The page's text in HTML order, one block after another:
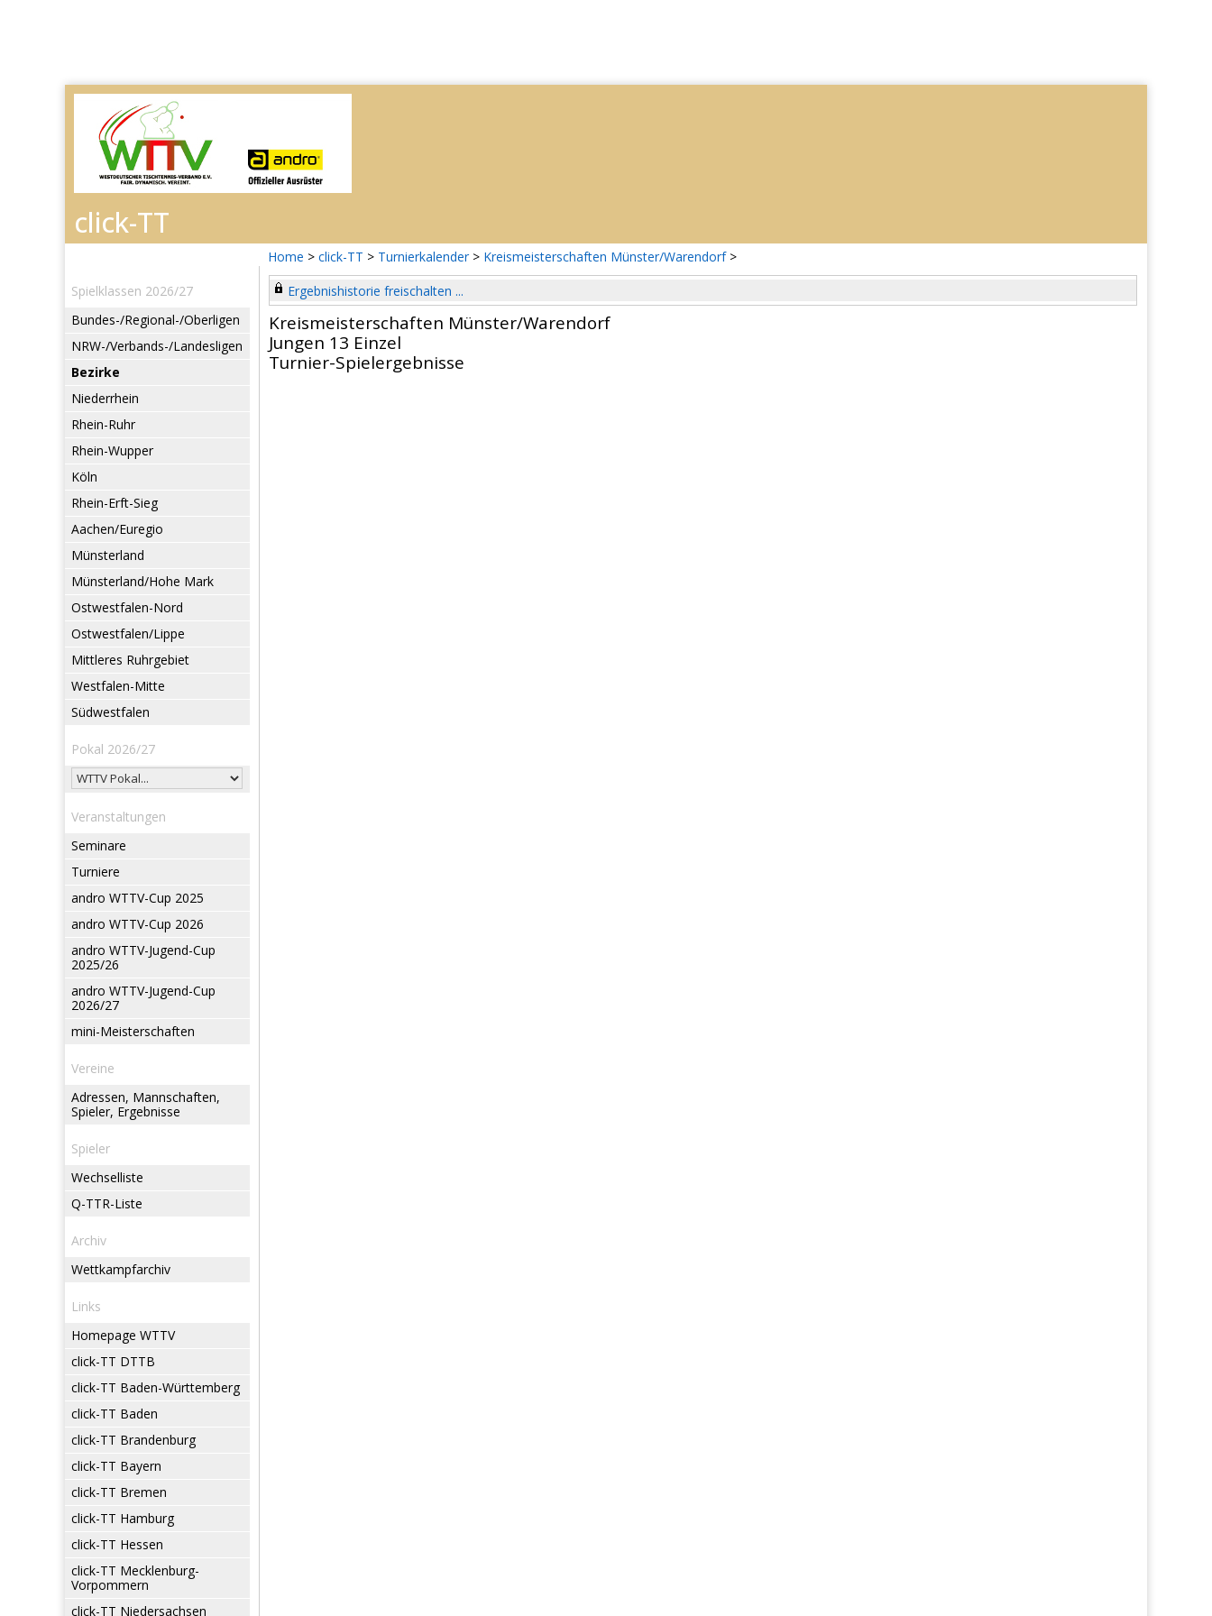
Home > click-TT > Turnierkalender > Kreismeisterschaften Münster/Warendorf>
Spielklassen 2026/27
Bundes-/Regional-/Oberligen
NRW-/Verbands-/Landesligen
Bezirke
Niederrhein
Rhein-Ruhr
Rhein-Wupper
Köln
Rhein-Erft-Sieg
Aachen/Euregio
Münsterland
Münsterland/Hohe Mark
Ostwestfalen-Nord
Ostwestfalen/Lippe
Mittleres Ruhrgebiet
Westfalen-Mitte
Südwestfalen
Pokal 2026/27
Veranstaltungen
Seminare
Turniere
andro WTTV-Cup 2025
andro WTTV-Cup 2026
andro WTTV-Jugend-Cup
2025/26
andro WTTV-Jugend-Cup
2026/27
mini-Meisterschaften
Vereine
Adressen, Mannschaften,
Spieler, Ergebnisse
Spieler
Wechselliste
Q-TTR-Liste
Archiv
Wettkampfarchiv
Links
Homepage WTTV
click-TT DTTB
click-TT Baden-Württemberg
click-TT Baden
click-TT Brandenburg
click-TT Bayern
click-TT Bremen
click-TT Hamburg
click-TT Hessen
click-TT Mecklenburg-
Vorpommern
click-TT Niedersachsen
Ergebnishistorie freischalten ...
Kreismeisterschaften Münster/Warendorf
Jungen 13 Einzel
Turnier-Spielergebnisse